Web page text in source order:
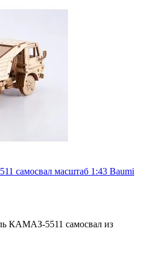
самосвал масштаб 1:43 Baumi
КАМАЗ-5511 самосвал из